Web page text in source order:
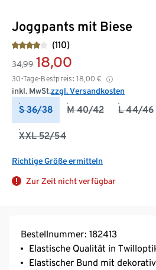
Joggpants mit Biese
(110)
34,99 18,00
30-Tage-Bestpreis: 18,00 €
inkl. MwSt.zzgl. Versandkosten
S 36/38 M 40/42 L 44/46
XXL 52/54
Richtige Größe ermitteln
Zur Zeit nicht verfügbar
Bestellnummer: 182413
Elastische Qualität in
Elastischer Bund mit